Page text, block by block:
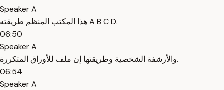
Speaker A
هذا المكتب المنظم طريقته A B C D.
06:50
Speaker A
والأرشفة الشخصية وطريقتها إن ملف للأوراق المتكررة.
06:54
Speaker A